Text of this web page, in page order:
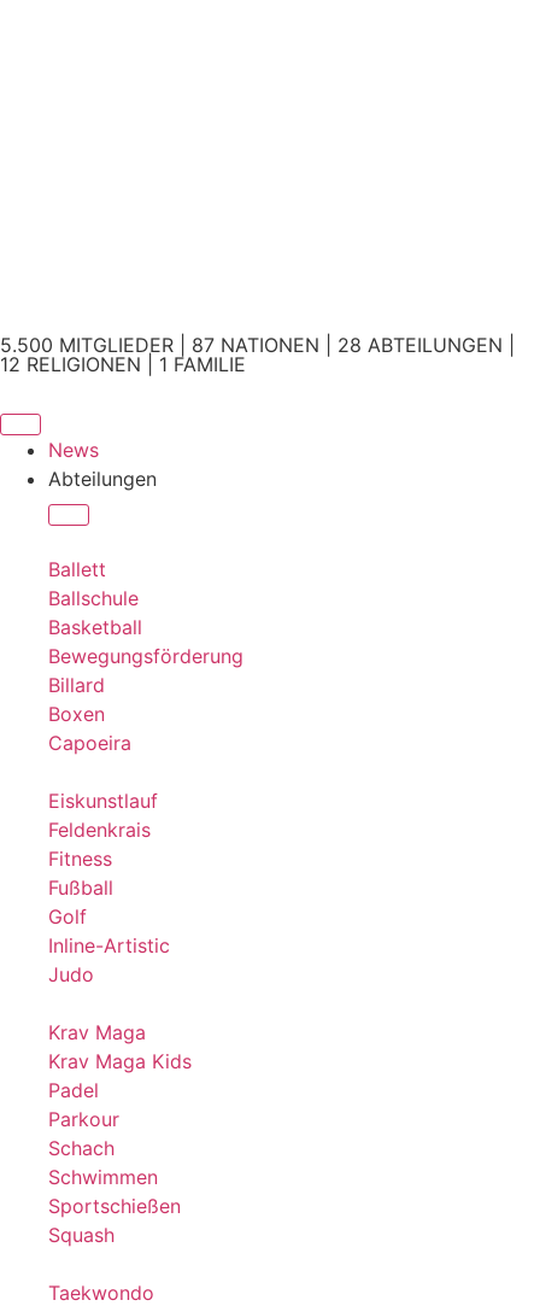
5.500 MITGLIEDER | 87 NATIONEN | 28 ABTEILUNGEN |
12 RELIGIONEN | 1 FAMILIE
News
Abteilungen
Ballett
Ballschule
Basketball
Bewegungsförderung
Billard
Boxen
Capoeira
Eiskunstlauf
Feldenkrais
Fitness
Fußball
Golf
Inline-Artistic
Judo
Krav Maga
Krav Maga Kids
Padel
Parkour
Schach
Schwimmen
Sportschießen
Squash
Taekwondo